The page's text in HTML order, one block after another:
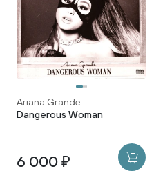
Ariana Grande
Dangerous Woman
6 000 ₽